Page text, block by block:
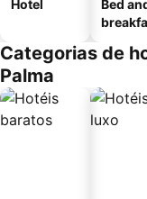
Hotel
Bed
Categorias de
Palma